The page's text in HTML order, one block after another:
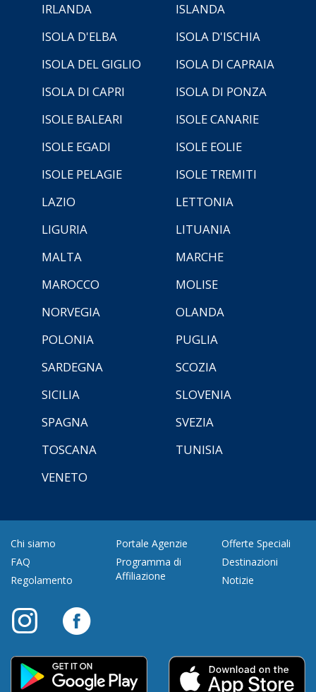
IRLANDA
ISLANDA
ISOLA D'ELBA
ISOLA D'ISCHIA
ISOLA DEL GIGLIO
ISOLA DI CAPRAIA
ISOLA DI CAPRI
ISOLA DI PONZA
ISOLE BALEARI
ISOLE CANARIE
ISOLE EGADI
ISOLE EOLIE
ISOLE PELAGIE
ISOLE TREMITI
LAZIO
LETTONIA
LIGURIA
LITUANIA
MALTA
MARCHE
MAROCCO
MOLISE
NORVEGIA
OLANDA
POLONIA
PUGLIA
SARDEGNA
SCOZIA
SICILIA
SLOVENIA
SPAGNA
SVEZIA
TOSCANA
TUNISIA
VENETO
Chi siamo
FAQ
Regolamento
Portale Agenzie
Programma di
Affiliazione
Offerte Speciali
Destinazioni
Notizie